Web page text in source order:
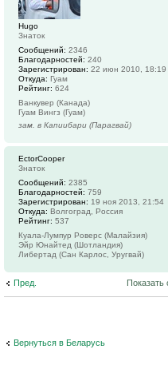
Hugo
Знаток
Сообщений: 2346
Благодарностей: 240
Зарегистрирован: 22 июн 2010, 18:19
Откуда: Гуам
Рейтинг: 624
Ванкувер (Канада)
Гуам Вингз (Гуам)
зам. в Капиибари (Парагвай)
EctorCooper
Знаток
Сообщений: 2385
Благодарностей: 759
Зарегистрирован: 19 ноя 2013, 21:54
Откуда: Волгоград, Россия
Рейтинг: 537
Куала-Лумпур Роверс (Малайзия)
Эйр Юнайтед (Шотландия)
Либертад (Сан Карлос, Уругвай)
Пред. Показать
Вернуться в Беларусь